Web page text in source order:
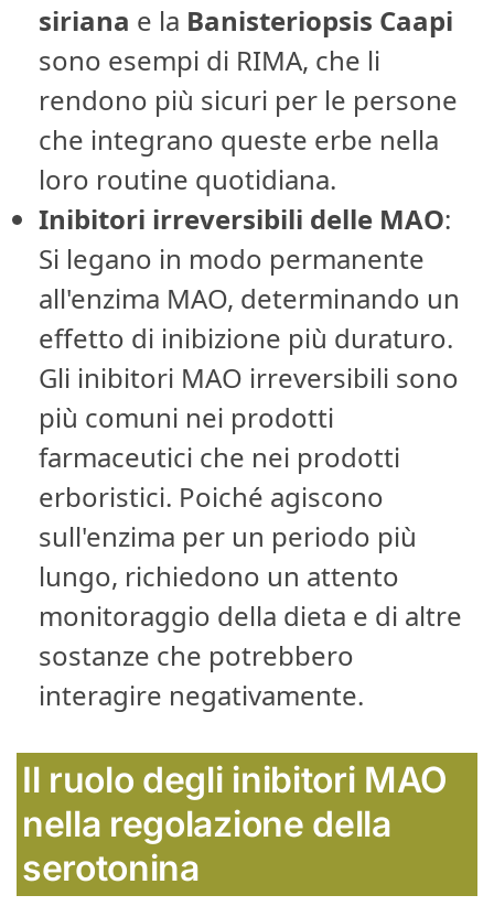
siriana e la Banisteriopsis Caapi
sono esempi di RIMA, che li
rendono più sicuri per le persone
che integrano queste erbe nella
loro routine quotidiana.
Inibitori irreversibili delle MAO:
Si legano in modo permanente
all'enzima MAO, determinando un
effetto di inibizione più duraturo.
Gli inibitori MAO irreversibili sono
più comuni nei prodotti
farmaceutici che nei prodotti
erboristici. Poiché agiscono
sull'enzima per un periodo più
lungo, richiedono un attento
monitoraggio della dieta e di altre
sostanze che potrebbero
interagire negativamente.
Il ruolo degli inibitori MAO
nella regolazione della
serotonina